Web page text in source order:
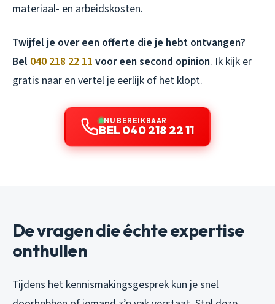
materiaal- en arbeidskosten.
Twijfel je over een offerte die je hebt ontvangen?
Bel 040 218 22 11 voor een second opinion. Ik kijk er
gratis naar en vertel je eerlijk of het klopt.
NU BEREIKBAAR
BEL 040 218 22 11
De vragen die échte expertise
onthullen
Tijdens het kennismakingsgesprek kun je snel